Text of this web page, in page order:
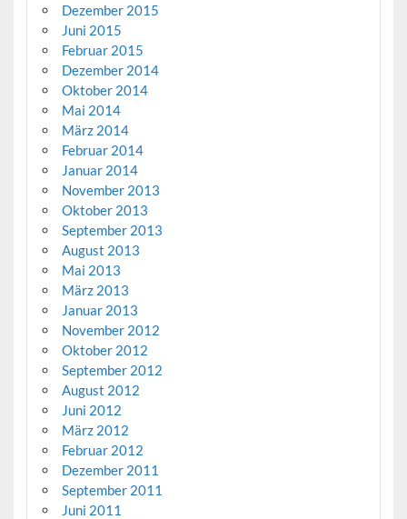
Dezember 2015
Juni 2015
Februar 2015
Dezember 2014
Oktober 2014
Mai 2014
März 2014
Februar 2014
Januar 2014
November 2013
Oktober 2013
September 2013
August 2013
Mai 2013
März 2013
Januar 2013
November 2012
Oktober 2012
September 2012
August 2012
Juni 2012
März 2012
Februar 2012
Dezember 2011
September 2011
Juni 2011